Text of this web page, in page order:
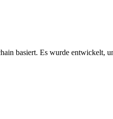
basiert. Es wurde entwickelt,